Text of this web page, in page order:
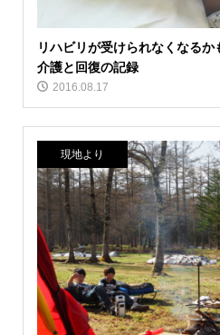
リハビリが受けられなくなる
介護と回復の記録
2016.08.17
現地より